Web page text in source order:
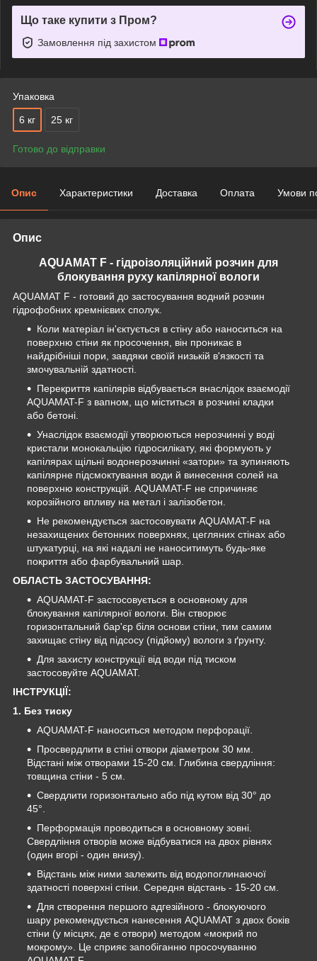
Що таке купити з Пром?
Замовлення під захистом
Упаковка
6 кг 25 кг
Готово до відправки
Опис Характеристики Доставка Оплата Умови
Опис
AQUAMAT F - гідроізоляційний розчин для
блокування руху капілярної вологи
AQUAMAT F - готовий до застосування водний розчин
гідрофобних кремнієвих сполук.
Коли матеріал ін'єктується в стіну або наноситься на
поверхню стіни як просочення, він проникає в
найдрібніші пори, завдяки своїй низькій в'язкості та
змочувальній здатності.
Перекриття капілярів відбувається внаслідок взаємодії
AQUAMAT-F з вапном, що міститься в розчині кладки
або бетоні.
Унаслідок взаємодії утворюються нерозчинні у воді
кристали монокальцію гідросилікату, які формують у
капілярах щільні водонерозчинні «затори» та зупиняють
капілярне підсмоктування води й винесення солей на
поверхню конструкцій. AQUAMAT-F не спричиняє
корозійного впливу на метал і залізобетон.
Не рекомендується застосовувати AQUAMAT-F на
незахищених бетонних поверхнях, цегляних стінах або
штукатурці, на які надалі не наноситимуть будь-яке
покриття або фарбувальний шар.
ОБЛАСТЬ ЗАСТОСУВАННЯ:
AQUAMAT-F застосовується в основному для
блокування капілярної вологи. Він створює
горизонтальний бар'єр біля основи стіни, тим самим
захищає стіну від підсосу (підйому) вологи з ґрунту.
Для захисту конструкції від води під тиском
застосовуйте AQUAMAT.
ІНСТРУКЦІЇ:
1. Без тиску
AQUAMAT-F наноситься методом перфорації.
Просвердлити в стіні отвори діаметром 30 мм.
Відстані між отворами 15-20 см. Глибина свердління:
товщина стіни - 5 см.
Свердлити горизонтально або під кутом від 30° до
45°.
Перформація проводиться в основному зовні.
Свердління отворів може відбуватися на двох рівнях
(один вгорі - один внизу).
Відстань між ними залежить від водопоглинаючої
здатності поверхні стіни. Середня відстань - 15-20 см.
Для створення першого адгезійного - блокуючого
шару рекомендується нанесення AQUAMAT з двох боків
стіни (у місцях, де є отвори) методом «мокрий по
мокрому». Це сприяє запобіганню просочуванню